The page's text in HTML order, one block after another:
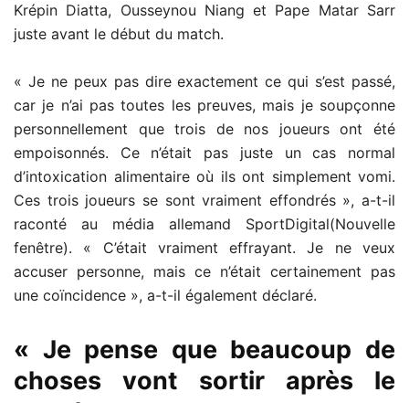
Krépin Diatta, Ousseynou Niang et Pape Matar Sarr
juste avant le début du match.
« Je ne peux pas dire exactement ce qui s’est passé,
car je n’ai pas toutes les preuves, mais je soupçonne
personnellement que trois de nos joueurs ont été
empoisonnés. Ce n’était pas juste un cas normal
d’intoxication alimentaire où ils ont simplement vomi.
Ces trois joueurs se sont vraiment effondrés », a-t-il
raconté au média allemand SportDigital(Nouvelle
fenêtre). « C’était vraiment effrayant. Je ne veux
accuser personne, mais ce n’était certainement pas
une coïncidence », a-t-il également déclaré.
« Je pense que beaucoup de
choses vont sortir après le